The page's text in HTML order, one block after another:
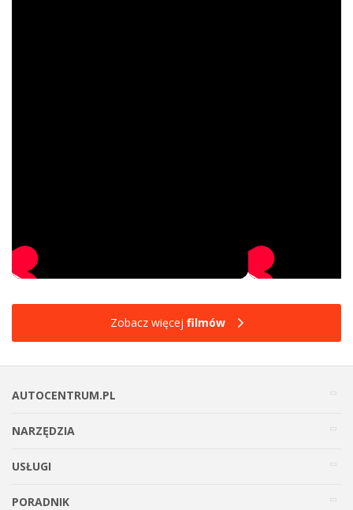
Zobacz więcej filmów
AUTOCENTRUM.PL
NARZĘDZIA
USŁUGI
PORADNIK